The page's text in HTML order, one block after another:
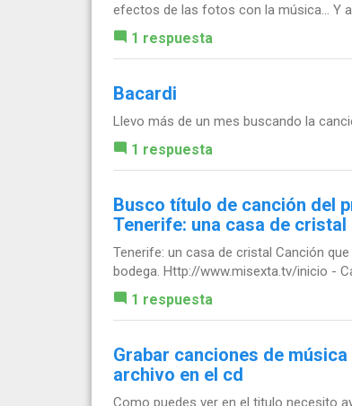
efectos de las fotos con la música... Y
1 respuesta
Bacardi
Llevo más de un mes buscando la
1 respuesta
Busco título de canción del
Tenerife: una casa de cristal
Tenerife: un casa de cristal Canción
bodega. Http://www.misexta.tv/inicio -
1 respuesta
Grabar canciones de
archivo en el cd
Como puedes ver en el titulo necesito